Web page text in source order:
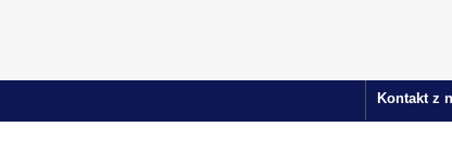
Kontakt z